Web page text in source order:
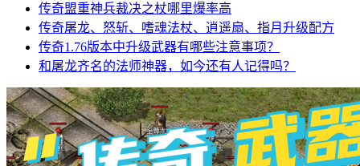
传奇盟重神兵裁决之杖哪里爆率高
传奇屠龙、怒斩、嗜魂法杖、逍遥扇、指月升级配方
传奇1.76版本中升级武器有哪些注意事项？
和屠龙齐名的法师神器，如今还有人记得吗？